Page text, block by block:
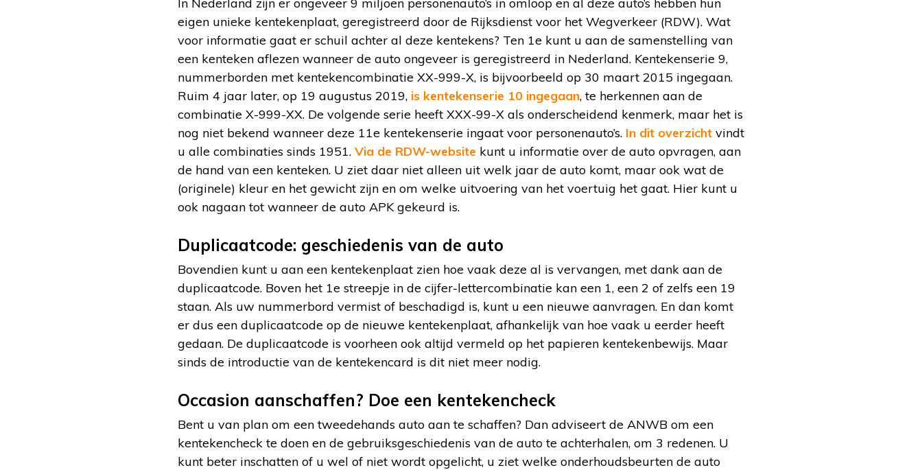
eigen unieke kentekenplaat, geregistreerd door de Rijksdienst voor het Wegverkeer (RDW). Wat
voor informatie gaat er schuil achter al deze kentekens? Ten 1e kunt u aan de samenstelling van
een kenteken aflezen wanneer de auto ongeveer is geregistreerd in Nederland. Kentekenserie 9,
nummerborden met kentekencombinatie XX-999-X, is bijvoorbeeld op 30 maart 2015 ingegaan.
Ruim 4 jaar later, op 19 augustus 2019, is kentekenserie 10 ingegaan, te herkennen aan de
combinatie X-999-XX. De volgende serie heeft XXX-99-X als onderscheidend kenmerk, maar het is
nog niet bekend wanneer deze 11e kentekenserie ingaat voor personenauto’s. In dit overzicht vindt
u alle combinaties sinds 1951. Via de RDW-website kunt u informatie over de auto opvragen, aan
de hand van een kenteken. U ziet daar niet alleen uit welk jaar de auto komt, maar ook wat de
(originele) kleur en het gewicht zijn en om welke uitvoering van het voertuig het gaat. Hier kunt u
ook nagaan tot wanneer de auto APK gekeurd is.
Duplicaatcode: geschiedenis van de auto
Bovendien kunt u aan een kentekenplaat zien hoe vaak deze al is vervangen, met dank aan de
duplicaatcode. Boven het 1e streepje in de cijfer-lettercombinatie kan een 1, een 2 of zelfs een 19
staan. Als uw nummerbord vermist of beschadigd is, kunt u een nieuwe aanvragen. En dan komt
er dus een duplicaatcode op de nieuwe kentekenplaat, afhankelijk van hoe vaak u eerder heeft
gedaan. De duplicaatcode is voorheen ook altijd vermeld op het papieren kentekenbewijs. Maar
sinds de introductie van de kentekencard is dit niet meer nodig.
Occasion aanschaffen? Doe een kentekencheck
Bent u van plan om een tweedehands auto aan te schaffen? Dan adviseert de ANWB om een
kentekencheck te doen en de gebruiksgeschiedenis van de auto te achterhalen, om 3 redenen. U
kunt beter inschatten of u wel of niet wordt opgelicht, u ziet welke onderhoudsbeurten de auto